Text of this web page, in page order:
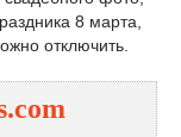
8 марта,
отключить.